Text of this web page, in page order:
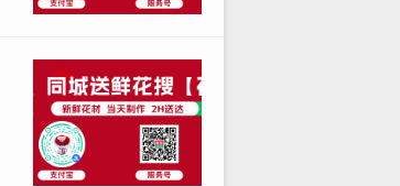
选择承诺72小时内送达